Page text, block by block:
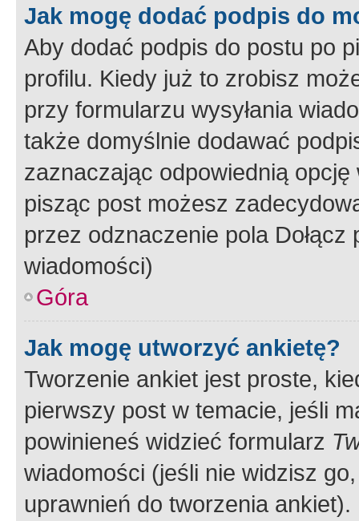
Jak mogę dodać podpis do
Aby dodać podpis do postu po
profilu. Kiedy już to zrobisz
przy formularzu wysyłania
także domyślnie dodawać
zaznaczając odpowiednią
pisząc post możesz
przez odznaczenie pola
wiadomości)
Góra
Jak mogę utworzyć ankietę?
Tworzenie ankiet jest proste,
pierwszy post w temacie, jeśli
powinieneś widzieć formularz
wiadomości (jeśli nie widzisz
uprawnień do tworzenia